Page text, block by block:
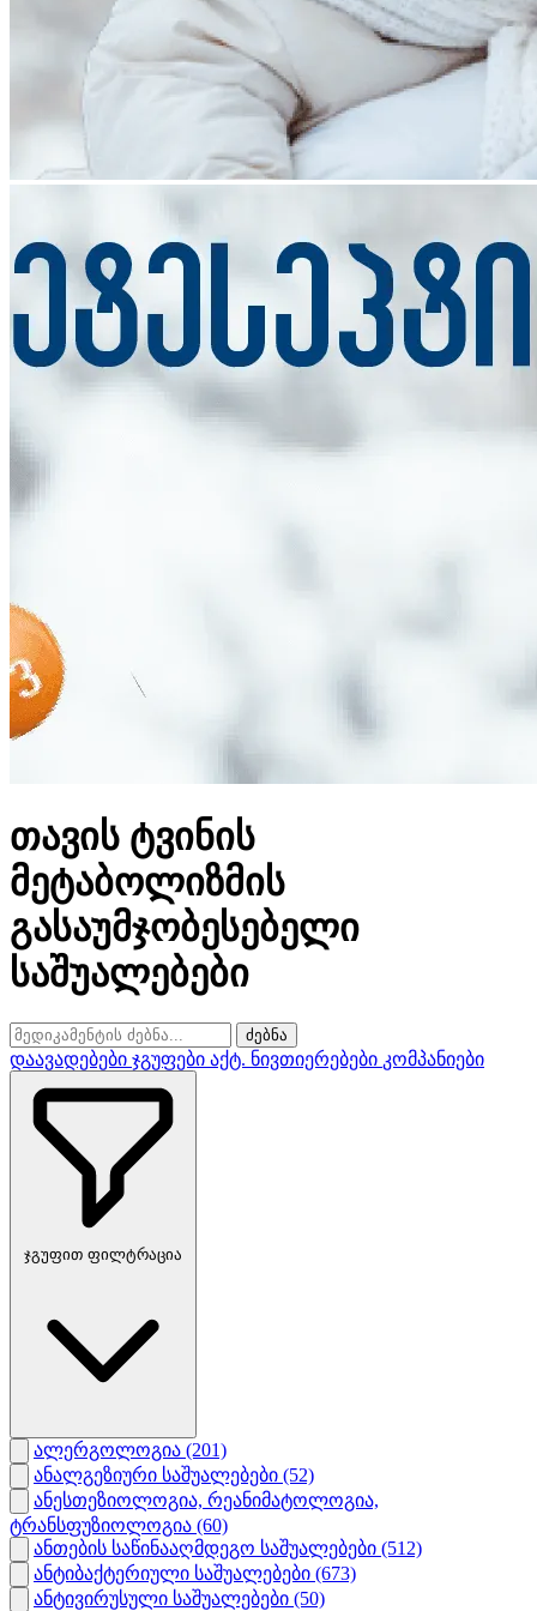
თავის ტვინის
მეტაბოლიზმის
გასაუმჯობესებელი
საშუალებები
ძებნა
დაავადებები ჯგუფები აქტ. ნივთიერებები კომპანიები
ჯგუფით ფილტრაცია
ალერგოლოგია (201)
ანალგეზიური საშუალებები (52)
ანესთეზიოლოგია, რეანიმატოლოგია,
ტრანსფუზიოლოგია (60)
ანთების საწინააღმდეგო საშუალებები (512)
ანტიბაქტერიული საშუალებები (673)
ანტივირუსული საშუალებები (50)